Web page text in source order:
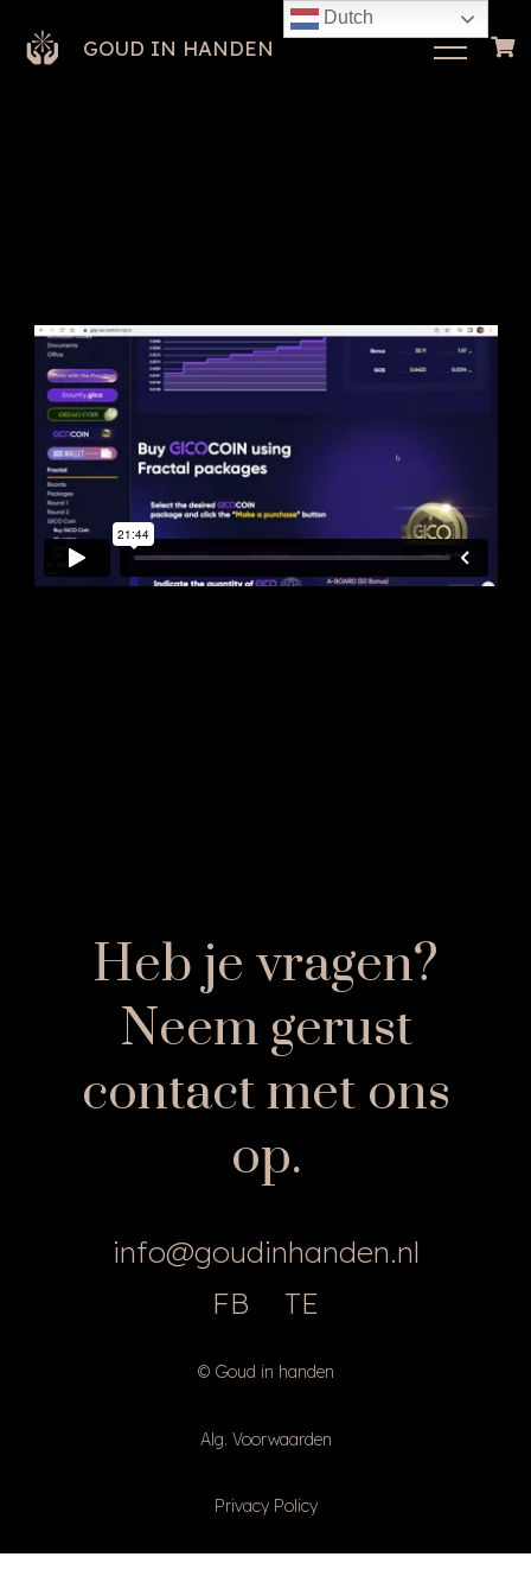
GOUD IN HANDEN
Heb je vragen?
Neem gerust
contact met ons
op.
info@goudinhanden.nl
FB
TE
© Goud in handen
Alg. Voorwaarden
Privacy Policy
Dutch